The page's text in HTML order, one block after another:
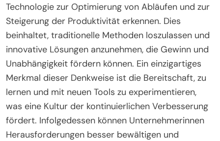
Technologie zur Optimierung von Abläufen und zur
Steigerung der Produktivität erkennen. Dies
beinhaltet, traditionelle Methoden loszulassen und
innovative Lösungen anzunehmen, die Gewinn und
Unabhängigkeit fördern können. Ein einzigartiges
Merkmal dieser Denkweise ist die Bereitschaft, zu
lernen und mit neuen Tools zu experimentieren,
was eine Kultur der kontinuierlichen Verbesserung
fördert. Infolgedessen können Unternehmerinnen
Herausforderungen besser bewältigen und